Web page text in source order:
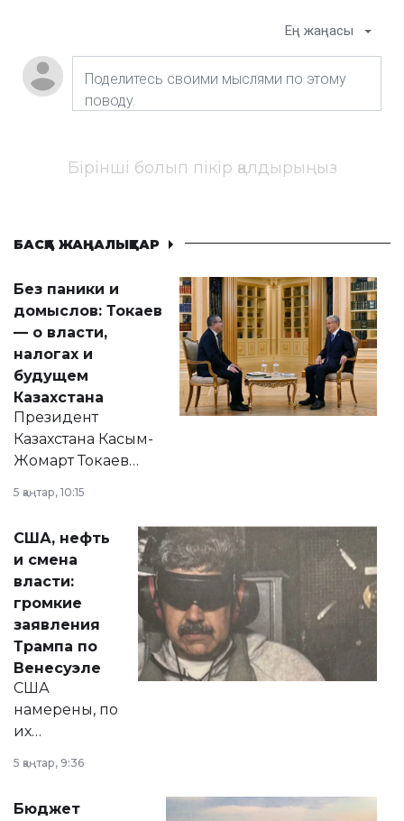
Ең жаңасы
Бірінші болып пікір қалдырыңыз
БАСҚА ЖАҢАЛЫҚТАР
Без паники и
домыслов: Токаев
— о власти,
налогах и
будущем
Казахстана
Президент
Казахстана Касым-
Жомарт Токаев
сразу несколько
актуальных тем —
от слухов о
политических
реформах до
вопросов армии,
экономики и
личного здоровья.
5 қаңтар, 10:15
США, нефть
и смена
власти:
громкие
заявления
Трампа по
Венесуэле
США
намерены, по
их
принести
5 қаңтар, 9:36
Бюджет